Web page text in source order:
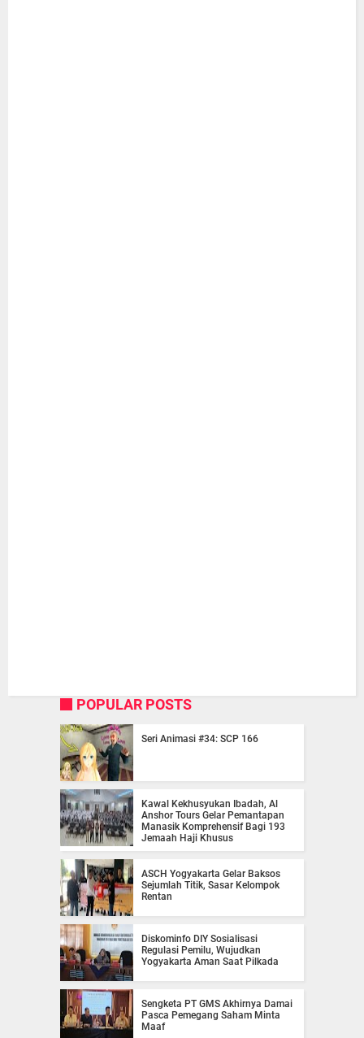
POPULAR POSTS
Seri Animasi #34: SCP 166
Kawal Kekhusyukan Ibadah, Al
Anshor Tours Gelar Pemantapan
Manasik Komprehensif Bagi 193
Jemaah Haji Khusus
ASCH Yogyakarta Gelar Baksos
Sejumlah Titik, Sasar Kelompok
Rentan
Diskominfo DIY Sosialisasi
Regulasi Pemilu, Wujudkan
Yogyakarta Aman Saat Pilkada
Sengketa PT GMS Akhirnya Damai
Pasca Pemegang Saham Minta
Maaf